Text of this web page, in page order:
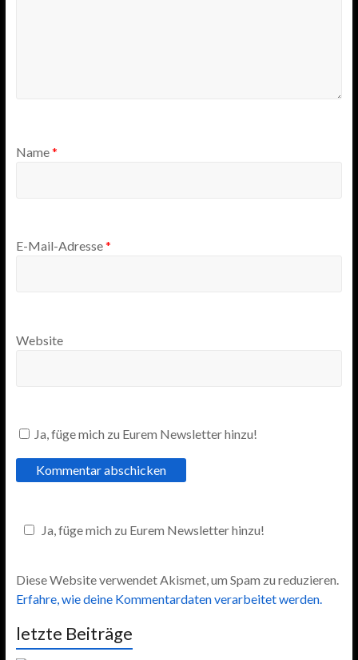
Name*
E-Mail-Adresse*
Website
Ja, füge mich zu Eurem Newsletter hinzu!
Ja, füge mich zu Eurem Newsletter hinzu!
Diese Website verwendet Akismet, um Spam zu reduzieren.
Erfahre, wie deine Kommentardaten verarbeitet werden.
letzte Beiträge